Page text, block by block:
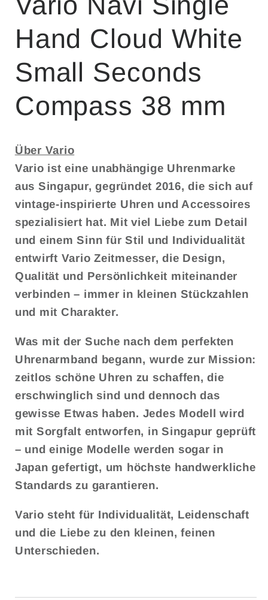
Hand Cloud White
Small Seconds
Compass 38 mm
Über Vario
Vario ist eine unabhängige Uhrenmarke
aus Singapur, gegründet 2016, die sich auf
vintage-inspirierte Uhren und Accessoires
spezialisiert hat. Mit viel Liebe zum Detail
und einem Sinn für Stil und Individualität
entwirft Vario Zeitmesser, die Design,
Qualität und Persönlichkeit miteinander
verbinden – immer in kleinen Stückzahlen
und mit Charakter.
Was mit der Suche nach dem perfekten
Uhrenarmband begann, wurde zur Mission:
zeitlos schöne Uhren zu schaffen, die
erschwinglich sind und dennoch das
gewisse Etwas haben. Jedes Modell wird
mit Sorgfalt entworfen, in Singapur geprüft
– und einige Modelle werden sogar in
Japan gefertigt, um höchste handwerkliche
Standards zu garantieren.
Vario steht für Individualität, Leidenschaft
und die Liebe zu den kleinen, feinen
Unterschieden.